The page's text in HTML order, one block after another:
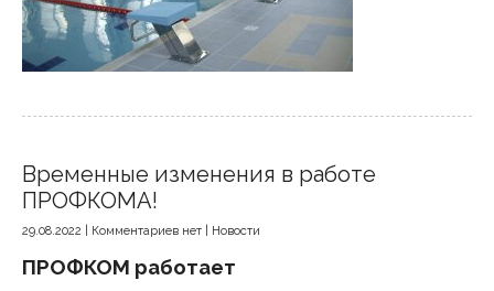
Временные изменения в работе
ПРОФКОМА!
29.08.2022 Комментариев нет Новости
ПРОФКОМ работает